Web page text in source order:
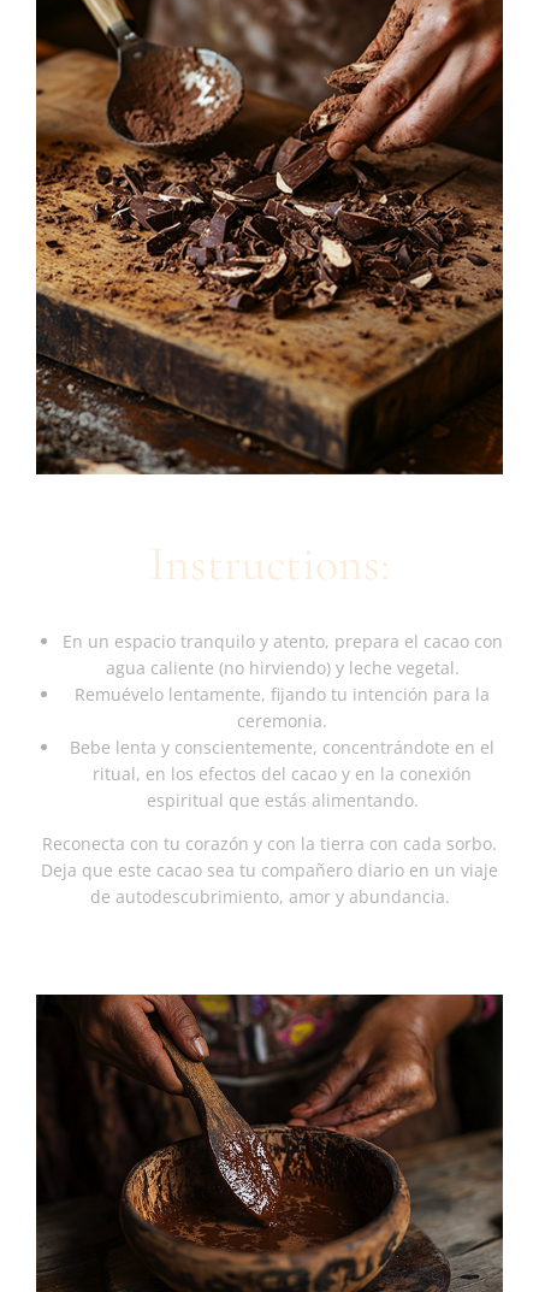
Instructions:
En un espacio tranquilo y atento, prepara el cacao con
agua caliente (no hirviendo) y leche vegetal.
Remuévelo lentamente, fijando tu intención para la
ceremonia.
Bebe lenta y conscientemente, concentrándote en el
ritual, en los efectos del cacao y en la conexión
espiritual que estás alimentando.
Reconecta con tu corazón y con la tierra con cada sorbo.
Deja que este cacao sea tu compañero diario en un viaje
de autodescubrimiento, amor y abundancia.